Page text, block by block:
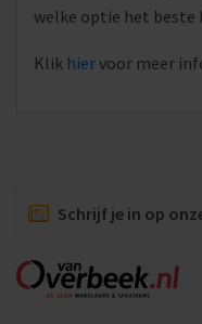
welke optie het beste
Klik hiervoor meer
Schrijf je in op